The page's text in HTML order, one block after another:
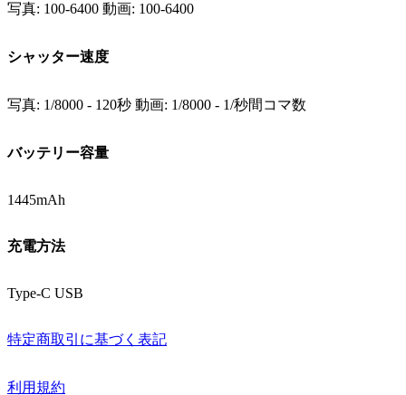
写真: 100-6400 動画: 100-6400
シャッター速度
写真: 1/8000 - 120秒 動画: 1/8000 - 1/秒間コマ数
バッテリー容量
1445mAh
充電方法
Type-C USB
特定商取引に基づく表記
利用規約